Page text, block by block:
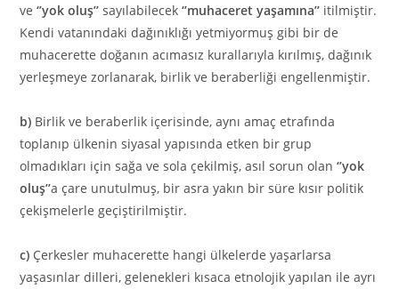
ve‘’yok oluş’’ sayılabilecek‘’muhaceret yaşamına’’ itilmiştir.
Kendi vatanındaki dağınıklığı yetmiyormuş gibi bir de
muhacerette doğanın acımasız kurallarıyla kırılmış, dağınık
yerleşmeye zorlanarak, birlik ve beraberliği engellenmiştir.
b) Birlik ve beraberlik içerisinde, aynı amaç etrafında
toplanıp ülkenin siyasal yapısında etken bir grup
olmadıkları için sağa ve sola çekilmiş, asıl sorun olan‘’yok
oluş’’a çare unutulmuş, bir asra yakın bir süre kısır politik
çekişmelerle geçiştirilmiştir.
c) Çerkesler muhacerette hangi ülkelerde yaşarlarsa
yaşasınlar dilleri, gelenekleri kısaca et­nolojik yapılan ile ayrı